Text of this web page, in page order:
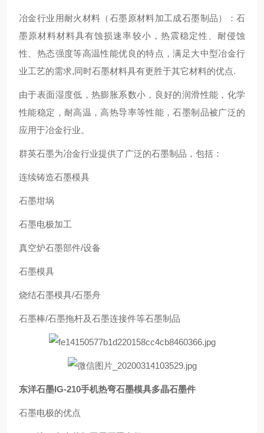
冶金行业用耐火材料（石墨原材料加工成石墨制品）：石
墨原材料材料具有蚀损速率较小，热震稳定性、耐侵蚀
性、热态强度等高温性能优良的特点，满足大中型冶金行
业工艺的需求,同时石墨材料具有更胜于其它材料的优点.
由于表面湿度低，热膨胀系数小，良好的润滑性能，化学
性能稳定，耐高温，高热导率等性能，石墨制品被广泛的
应用于冶金行业。
群英石墨为冶金行业提供了广泛的石墨制品，包括：
连续铸造石墨模具
石墨坩埚
石墨电极加工
真空炉石墨部件/设备
石墨模具
烧结石墨模具/石墨舟
石墨棒/石墨拖杆及石墨连接件等石墨制品
东洋石墨IG-210手机热弯石墨模具多晶石墨件
石墨电极的优点